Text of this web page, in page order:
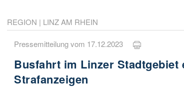
REGION | LINZ AM RHEIN
Pressemitteilung vom 17.12.2023
Busfahrt im Linzer
Strafanzeigen